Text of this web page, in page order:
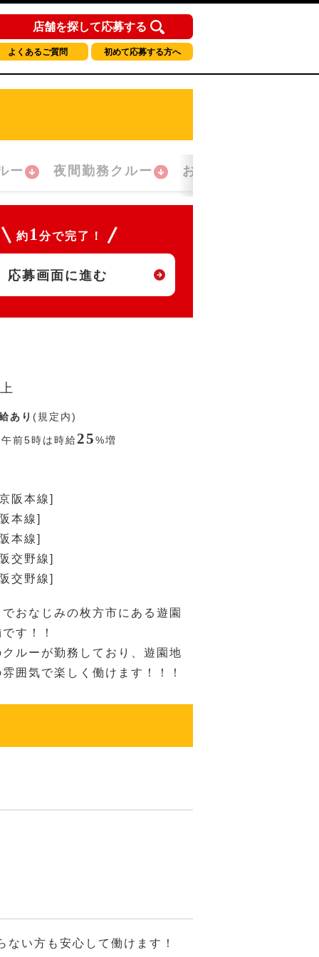
店舗を探して応募する
よくあるご質問 初めて応募する方へ
ー 夜間勤務クルー おかえり！クルー
約 1 分で完了！
応募画面に進む
あり (規定内)
前5時は時給25%増
阪本線]
本線]
本線]
交野線]
交野線]
おなじみの枚方市にある遊園
す！！
ルーが勤務しており、遊園地
囲気で楽しく働けます！！！
い方も安心して働けます！